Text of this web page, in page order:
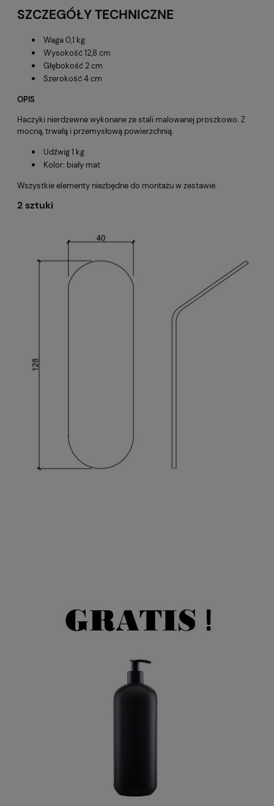
SZCZEGÓŁY TECHNICZNE
Waga 0,1 kg
Wysokość 12,8 cm
Głębokość 2 cm
Szerokość 4 cm
OPIS
Haczyki nierdzewne wykonane ze stali malowanej proszkowo. Z
mocną, trwałą i przemysłową powierzchnią.
Udźwig 1 kg
Kolor: biały mat
Wszystkie elementy niezbędne do montażu w zestawie.
2 sztuki